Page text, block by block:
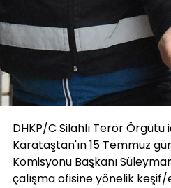
DHKP/C Silahlı Terör
Karataştan'ın 15 Temmuz
Komisyonu Başkanı
çalışma ofisine yönelik keşif/